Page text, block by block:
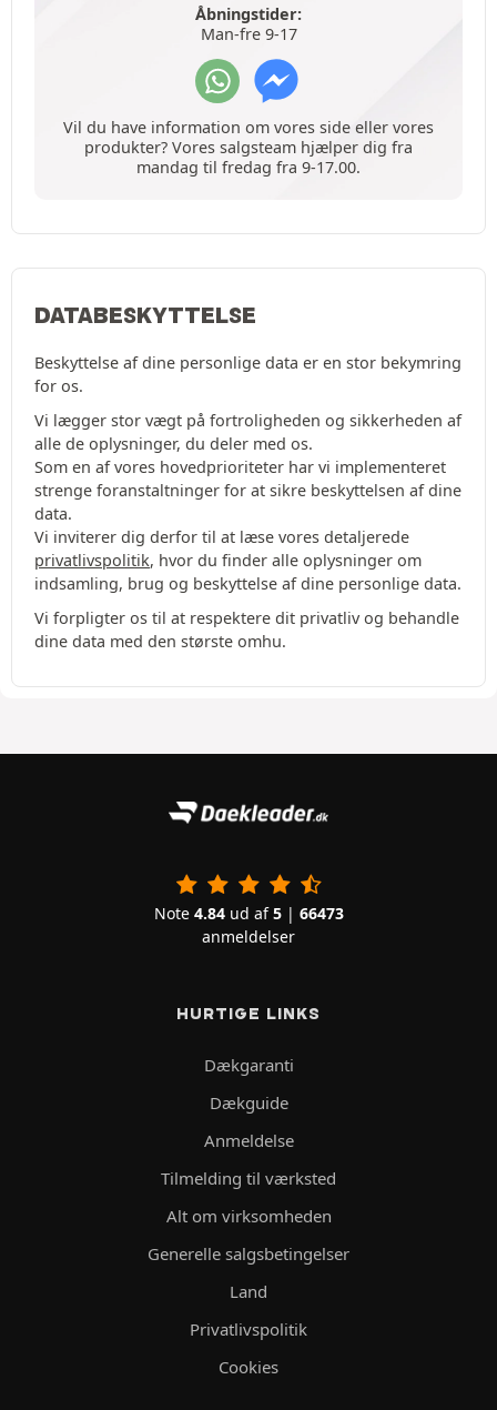
Åbningstider:
Man-fre 9-17
Vil du have information om vores side eller vores
produkter? Vores salgsteam hjælper dig fra
mandag til fredag fra 9-17.00.
DATABESKYTTELSE
Beskyttelse af dine personlige data er en stor bekymring
for os.
Vi lægger stor vægt på fortroligheden og sikkerheden af
alle de oplysninger, du deler med os.
Som en af vores hovedprioriteter har vi implementeret
strenge foranstaltninger for at sikre beskyttelsen af dine
data.
Vi inviterer dig derfor til at læse vores detaljerede
privatlivspolitik, hvor du finder alle oplysninger om
indsamling, brug og beskyttelse af dine personlige data.
Vi forpligter os til at respektere dit privatliv og behandle
dine data med den største omhu.
Note 4.84ud af5| 66473
anmeldelser
HURTIGE LINKS
Dækgaranti
Dækguide
Anmeldelse
Tilmelding til værksted
Alt om virksomheden
Generelle salgsbetingelser
Land
Privatlivspolitik
Cookies